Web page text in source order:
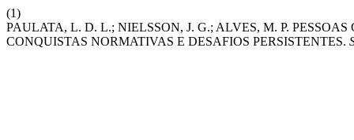
(1)
PAULATA, L. D. L.; NIELSSON, J. G.; ALVES, M. P.
CONQUISTAS NORMATIVAS E DESAFIOS PERSISTENTES.